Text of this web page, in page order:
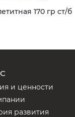
170 гр ст/б
и ценности
развития